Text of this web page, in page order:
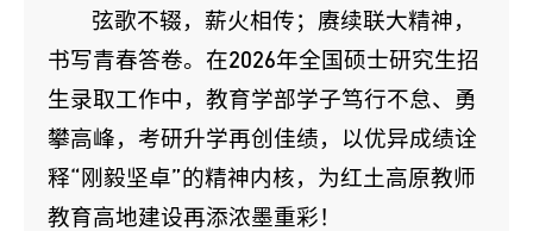
弦歌不辍，薪火相传；赓续联大精神，
书写青春答卷。在2026年全国硕士研究生招
生录取工作中，教育学部学子笃行不怠、勇
攀高峰，考研升学再创佳绩，以优异成绩诠
释“刚毅坚卓”的精神内核，为红土高原教师
教育高地建设再添浓墨重彩！